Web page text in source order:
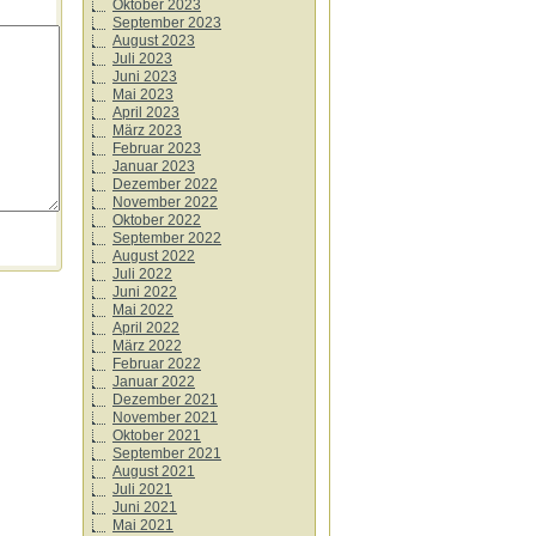
Oktober 2023
September 2023
August 2023
Juli 2023
Juni 2023
Mai 2023
April 2023
März 2023
Februar 2023
Januar 2023
Dezember 2022
November 2022
Oktober 2022
September 2022
August 2022
Juli 2022
Juni 2022
Mai 2022
April 2022
März 2022
Februar 2022
Januar 2022
Dezember 2021
November 2021
Oktober 2021
September 2021
August 2021
Juli 2021
Juni 2021
Mai 2021